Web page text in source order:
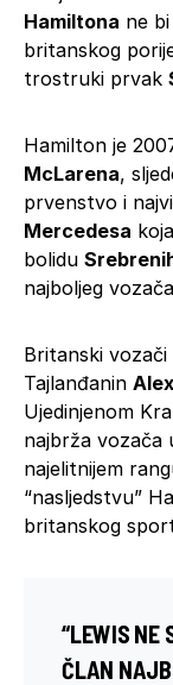
Hamiltona ne
britanskog
trostruki prvak
Hamilton je
McLarena,
prvenstvo i
Mercedesa
bolidu
najboljeg
Britanski vozači
Tajlanđanin
Ujedinjenom
najbrža vozača
najelitnijem
“nasljedstvu”
britanskog
“LEWIS NE
ČLAN